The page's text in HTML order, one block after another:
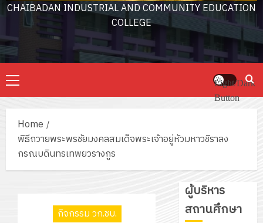
CHAIBADAN INDUSTRIAL AND COMMUNITY EDUCATION
COLLEGE
Primary
Menu
Light/Dark
Button
Home
พิธีถวายพระพรชัยมงคลสมเด็จพระเจ้าอยู่หัวมหาวชิราลง
กรณบดินทรเทพยวรางกูร
กิจกรรม วก.ชบ.
ผู้บริหาร
สถานศึกษา